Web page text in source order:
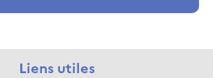
Liens utiles